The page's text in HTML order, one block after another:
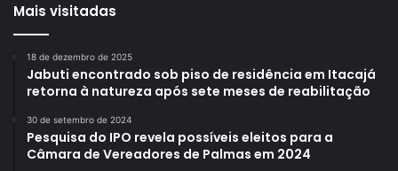
Mais visitadas
18 de dezembro de 2025
Jabuti encontrado sob piso de residência em Itacajá
retorna à natureza após sete meses de reabilitação
30 de setembro de 2024
Pesquisa do IPO revela possíveis eleitos para a
Câmara de Vereadores de Palmas em 2024